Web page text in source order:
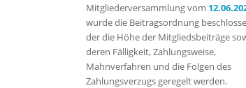
Mitgliederversammlung vom
wurde die Beitragsordnung
der die Höhe der Mitgliedsbeiträge
deren Fälligkeit, Zahlungsweise,
Mahnverfahren und die Folgen des
Zahlungsverzugs geregelt werden.